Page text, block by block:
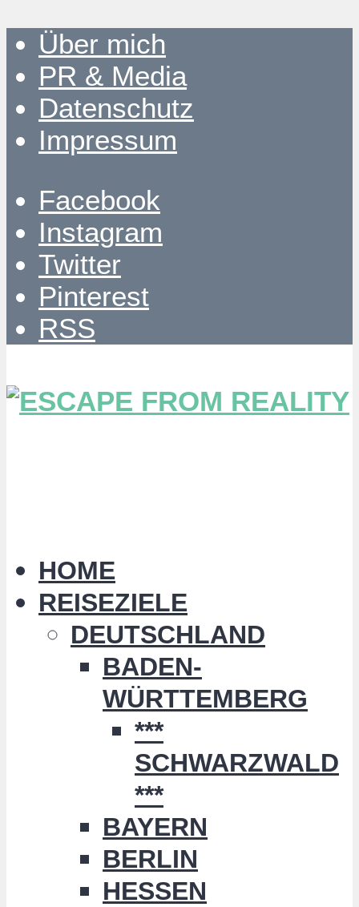
Über mich
PR & Media
Datenschutz
Impressum
Facebook
Instagram
Twitter
Pinterest
RSS
HOME
REISEZIELE
DEUTSCHLAND
BADEN-
WÜRTTEMBERG
***
SCHWARZWALD
***
BAYERN
BERLIN
HESSEN